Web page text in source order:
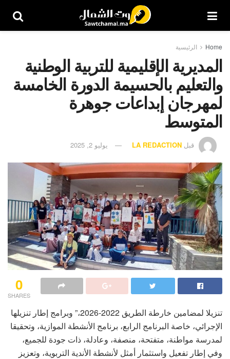
Home الرئيسية
المديرية الإقليمية للتربية الوطنية
والتعليم بالحسيمة الدورة الخامسة
لمهرجان إبداعات جوهرة
المتوسط
قبل LA REDACTION يوليو 2, 2025
0
SHARES
تنزيلا لمضامين خارطة الطريق 2022-2026،” وبرامج إطار تنزيلها
الإجرائي، خاصة البرنامج الرابع، برنامج الأنشطة الموازية، وتحقيقا
لمدرسة مواطنة، متفتحة، منصفة، وعادلة، ذات جودة للجميع،
وفي إطار تفعيل واستثمار أمثل لأنشطة الأندية التربوية، وتعزيز